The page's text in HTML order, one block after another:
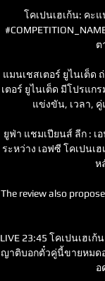
โคเปนเฮเก้น: คะ
ต
แมนเชสเตอร์ ยูไนเต็ด
เตอร์ ยูไนเต็ด มีโปรแ
แข่งขัน, เวลา,
ยูฟ่า แชมเปียนส์ ลีก : เ
ระหว่าง เอฟซี โคเปน
ห
The review also
LIVE 23:45 โคเปนเฮเ
ญาติบอกตั๋วคู่นี้ขายหมด
อ